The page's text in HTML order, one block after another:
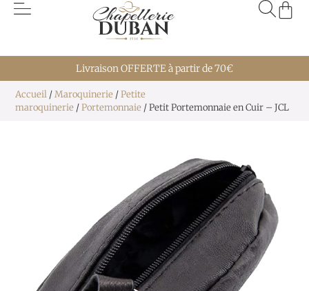
Livraison OFFERTE à partir de 70€
Accueil /Maroquinerie /Petite
maroquinerie /Portemonnaie / Petit Portemonnaie en Cuir – JCL